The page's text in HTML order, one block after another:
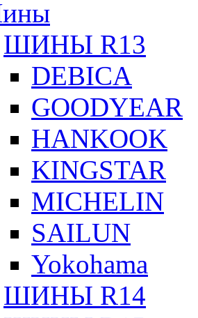
ШИНЫ R13
DEBICA
GOODYEAR
HANKOOK
KINGSTAR
MICHELIN
SAILUN
Yokohama
ШИНЫ R14